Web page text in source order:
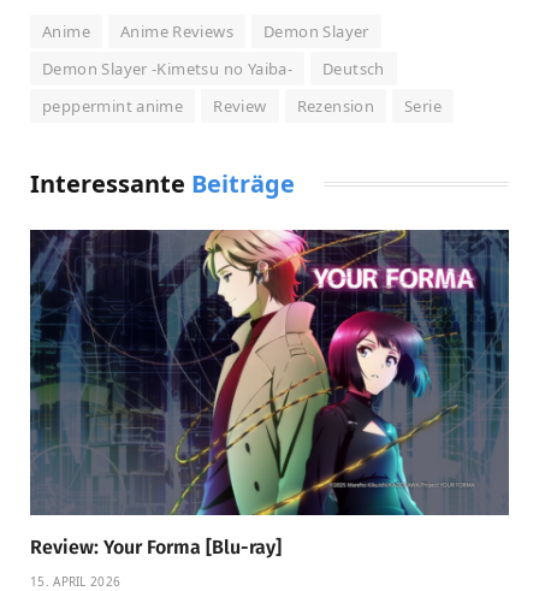
Anime Anime Reviews
Demon Slayer
Demon Slayer -Kimetsu no Yaiba-
Deutsch
peppermint anime
Review Rezension Serie
Interessante Beiträge
Review: Your Forma [Blu-ray]
15. APRIL 2026